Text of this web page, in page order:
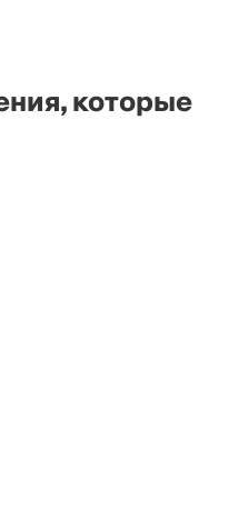
которые